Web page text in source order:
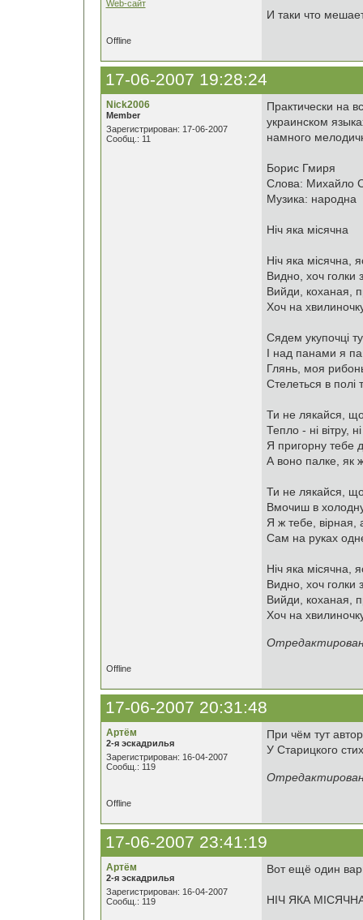
Web-сайт
И таки что
Offline
17-06-2007 19:28:24
Nick2006
Member
Зарегистрирован: 17-06-2007
Сообщ.: 11
Практически на
украинском
намного
Борис Гмиря
Слова: Михайло
Музика: народна
Ніч яка місячна
Ніч яка місячна,
Видно, хоч голки
Вийди, коханая,
Хоч на
Сядем укупочці
І над панами я
Глянь, моя
Стелеться в полі
Ти не лякайся,
Тепло - ні вітру,
Я пригорну тебе
А воно палке, як
Ти не лякайся, що
Вмочиш в
Я ж тебе, вірная,
Сам на руках
Ніч яка місячна,
Видно, хоч голки
Вийди, коханая,
Хоч на
Offline
17-06-2007 20:31:48
Артём
2-я эскадрилья
Зарегистрирован: 16-04-2007
Сообщ.: 119
При чём тут
У Старицкого
Offline
17-06-2007 23:41:19
Артём
2-я эскадрилья
Зарегистрирован: 16-04-2007
Сообщ.: 119
Вот ещё один
НІЧ ЯКА